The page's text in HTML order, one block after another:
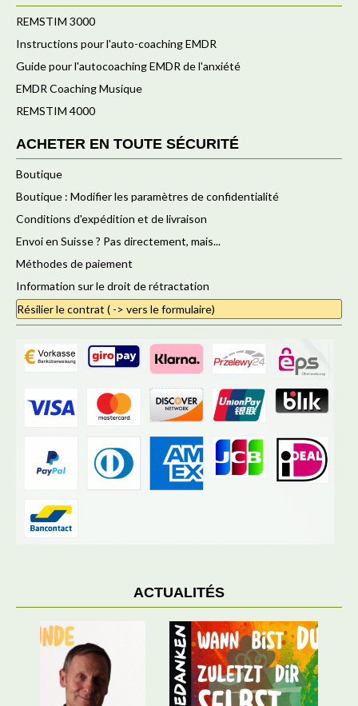
REMSTIM 3000
Instructions pour l'auto-coaching EMDR
Guide pour l'autocoaching EMDR de l'anxiété
EMDR Coaching Musique
REMSTIM 4000
ACHETER EN TOUTE SÉCURITÉ
Boutique
Boutique : Modifier les paramètres de confidentialité
Conditions d'expédition et de livraison
Envoi en Suisse ? Pas directement, mais...
Méthodes de paiement
Information sur le droit de rétractation
Résilier le contrat ( -> vers le formulaire)
ACTUALITÉS